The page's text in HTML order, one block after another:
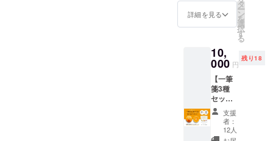
か？、
またそ
あるの
か？な
どアッ
プサイ
クリス
トから
の説明
や試食
を通じ
一緒のT
シャツ
ベント
を楽し
しょ
う！ま
た、ま
つばら
農園農
産物購
ト】
10,000
もった
いない
畑でつ
くった
一筆箋3
種とま
つばら
農園の
越冬
はっさ
詳細を見る
タ
ー
ン
を
選
択
す
る
10,
000 円
残り18
【一筆
箋3種
セット
＋まつ
ばら農
園の越
冬しら
支援
者：
12人